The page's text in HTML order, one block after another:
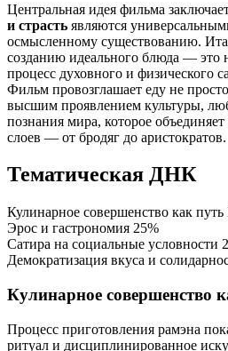
Центральная идея фильма
и страсть являются
осмысленному существованию.
созданию идеального блюда — это
процесс духовного и физического
Фильм провозглашает еду не
высшим проявлением культуры,
познания мира, которое
слоев — от бродяг до аристократов.
Тематическая ДНК
Кулинарное совершенство как путь
Эрос и гастрономия 25%
Сатира на социальные условности
Демократизация вкуса и
Кулинарное совершенство
Процесс приготовления рамэна
ритуал и дисциплинированное